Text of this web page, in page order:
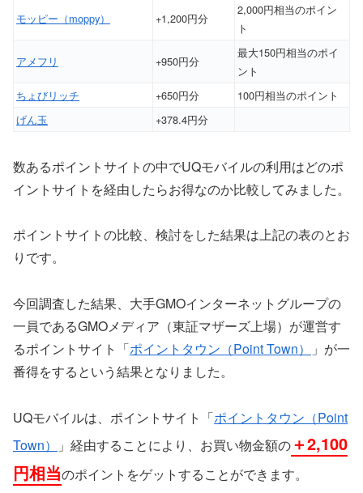
モッピー（moppy） +1,200円分
2,000円相当のポイン
ト
アメフリ +950円分
最大150円相当のポイ
ント
ちょびリッチ
+650円分
100円相当のポイント
げん玉
+378.4円分
数あるポイントサイトの中でUQモバイルの利用はどのポ
イントサイトを経由したらお得なのか比較してみました。
ポイントサイトの比較、検討をした結果は上記の表のとお
りです。
今回調査した結果、大手GMOインターネットグループの
一員であるGMOメディア（東証マザーズ上場）が運営す
るポイントサイト「ポイントタウン（Point Town）
」が一
番得をするという結果となりました。
UQモバイルは、ポイントサイト「ポイントタウン（Point
Town）
」経由することにより、お買い物金額の＋2,100
円相当のポイントをゲットすることができます。